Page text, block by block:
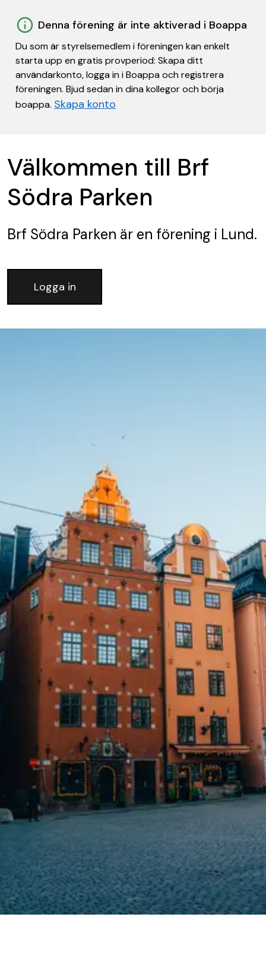
Denna förening är inte aktiverad i Boappa
Du som är styrelsemedlem i föreningen kan enkelt
starta upp en gratis provperiod: Skapa ditt
användarkonto, logga in i Boappa och registrera
föreningen. Bjud sedan in dina kollegor och börja
boappa. Skapa konto
Välkommen till Brf
Södra Parken
Brf Södra Parken är en förening i Lund.
Logga in